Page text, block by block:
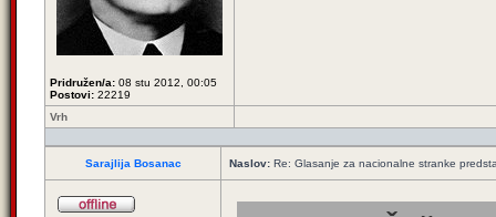
Pridružen/a: 08 stu 2012, 00:05
Postovi: 22219
Vrh
Sarajlija Bosanac Naslov: Re: Glasanje za nacionalne stranke